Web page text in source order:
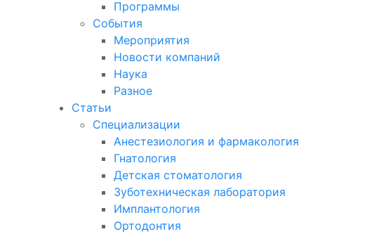
Программы
События
Мероприятия
Новости компаний
Наука
Разное
Статьи
Специализации
Анестезиология и фармакология
Гнатология
Детская стоматология
Зуботехническая лаборатория
Имплантология
Ортодонтия